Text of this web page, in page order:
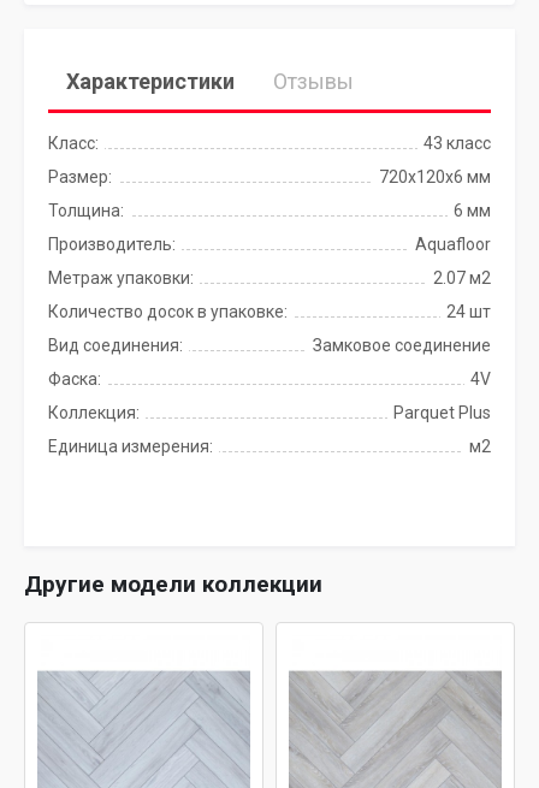
Характеристики Отзывы
Класс:
43 класс
Размер:
720x120x6 мм
Толщина:
6 мм
Производитель:
Aquafloor
Метраж упаковки:
2.07 м2
Количество досок в упаковке:
24 шт
Вид соединения:
Замковое соединение
Фаска:
4V
Коллекция:
Parquet Plus
Единица измерения:
м2
Другие модели коллекции